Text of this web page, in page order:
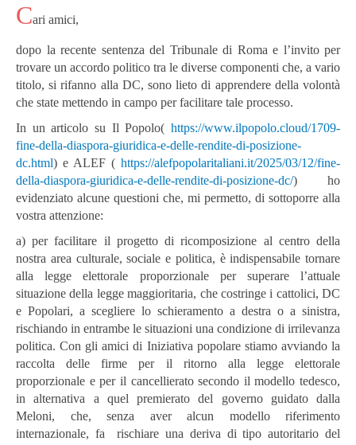
Cari amici,
dopo la recente sentenza del Tribunale di Roma e l’invito per
trovare un accordo politico tra le diverse componenti che, a vario
titolo, si rifanno alla DC, sono lieto di apprendere della volontà
che state mettendo in campo per facilitare tale processo.
In un articolo su Il Popolo( https://www.ilpopolo.cloud/1709-
fine-della-diaspora-giuridica-e-delle-rendite-di-posizione-
dc.html) e ALEF ( https://alefpopolaritaliani.it/2025/03/12/fine-
della-diaspora-giuridica-e-delle-rendite-di-posizione-dc/) ho
evidenziato alcune questioni che, mi permetto, di sottoporre alla
vostra attenzione:
a) per facilitare il progetto di ricomposizione al centro della
nostra area culturale, sociale e politica, è indispensabile tornare
alla legge elettorale proporzionale per superare l’attuale
situazione della legge maggioritaria, che costringe i cattolici, DC
e Popolari, a scegliere lo schieramento a destra o a sinistra,
rischiando in entrambe le situazioni una condizione di irrilevanza
politica. Con gli amici di Iniziativa popolare stiamo avviando la
raccolta delle firme per il ritorno alla legge elettorale
proporzionale e per il cancellierato secondo il modello tedesco,
in alternativa a quel premierato del governo guidato dalla
Meloni, che, senza aver alcun modello riferimento
internazionale, fa rischiare una deriva di tipo autoritario del